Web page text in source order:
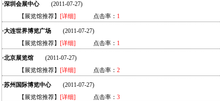
·深圳会展中心(2011-07-27)
【展览馆推荐】 [详细] 点击率： 1
·大连世界博览广场 (2011-07-27)
【展览馆推荐】 [详细] 点击率： 1
·北京展览馆 (2011-07-27)
【展览馆推荐】 [详细] 点击率： 2
·苏州国际博览中心(2011-07-27)
【展览馆推荐】 [详细] 点击率： 3